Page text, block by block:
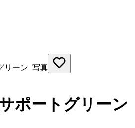
ポートグリーン